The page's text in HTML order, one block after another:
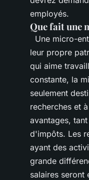
employés.
Que fait une
Une micro-
leur propre
qui aime
constante, la
seulement
recherches et
avantages,
d'impôts. Les
ayant des
grande
salaires seront